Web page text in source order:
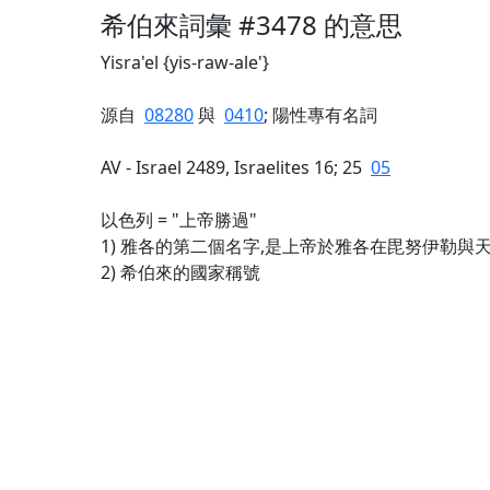
希伯來詞彙 #3478 的意思
Yisra'el {yis-raw-ale'}
源自 08280與 0410; 陽性專有名詞
AV - Israel 2489, Israelites 16; 25 05
以色列 = "上帝勝過"
1) 雅各的第二個名字,是上帝於雅各在毘努伊勒與
2) 希伯來的國家稱號